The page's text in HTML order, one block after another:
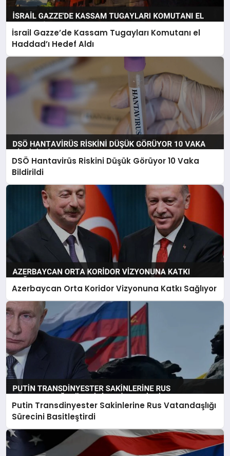
İsrail Gazze’de Kassam Tugayları Komutanı el
Haddad’ı Hedef Aldı
DSÖ Hantavirüs Riskini Düşük Görüyor 10 Vaka
Bildirildi
Azerbaycan Orta Koridor Vizyonuna Katkı Sağlıyor
Putin Transdinyester Sakinlerine Rus Vatandaşlığı
Sürecini Basitleştirdi